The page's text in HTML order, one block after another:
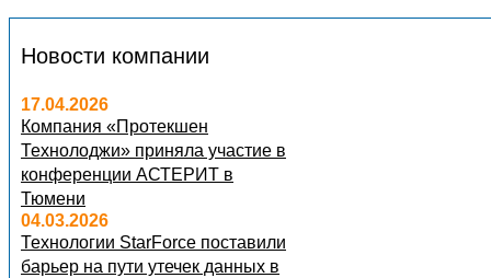
Новости компании
17.04.2026
Компания «Протекшен
Технолоджи» приняла участие в
конференции АСТЕРИТ в
Тюмени
04.03.2026
Технологии StarForce поставили
барьер на пути утечек данных в